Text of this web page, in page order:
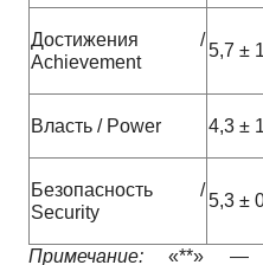
Достижения /
Achievement
5,7 ±
Власть / Power 4,3 ±
Безопасность /
Security
5,3 ±
Примечание: «**» —